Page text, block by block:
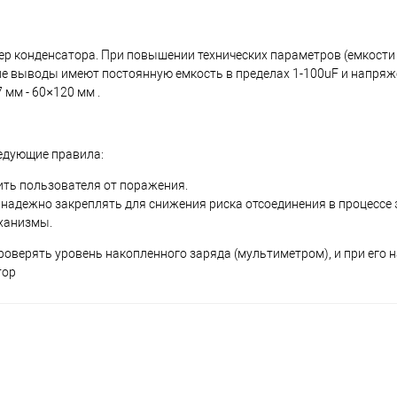
конденсатора. При повышении технических параметров
выводы имеют постоянную емкость в пределах 1-100uF и
- 60×120 мм .
правила:
пользователя от поражения.
закреплять для снижения риска отсоединения в процессе
уровень накопленного заряда (мультиметром), и при его